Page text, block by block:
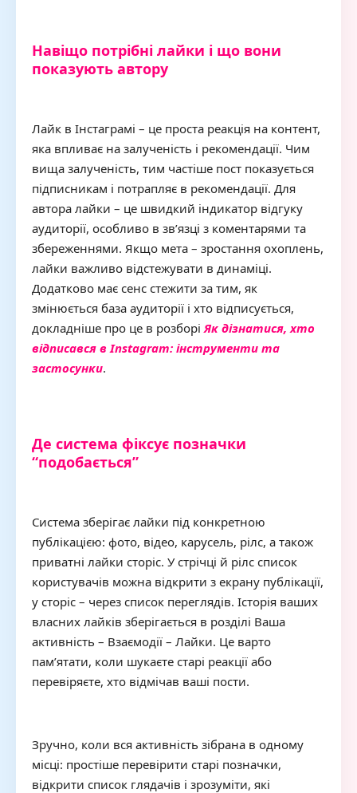
Навіщо потрібні лайки і що вони
показують автору
Лайк в Інстаграмі – це проста реакція на контент,
яка впливає на залученість і рекомендації. Чим
вища залученість, тим частіше пост показується
підписникам і потрапляє в рекомендації. Для
автора лайки – це швидкий індикатор відгуку
аудиторії, особливо в зв’язці з коментарями та
збереженнями. Якщо мета – зростання охоплень,
лайки важливо відстежувати в динаміці.
Додатково має сенс стежити за тим, як
змінюється база аудиторії і хто відписується,
докладніше про це в розборіЯк дізнатися, хто
відписався в Instagram: інструменти та
застосунки.
Де система фіксує позначки
“подобається”
Система зберігає лайки під конкретною
публікацією: фото, відео, карусель, рілс, а також
приватні лайки сторіс. У стрічці й рілс список
користувачів можна відкрити з екрану публікації,
у сторіс – через список переглядів. Історія ваших
власних лайків зберігається в розділі Ваша
активність – Взаємодії – Лайки. Це варто
пам’ятати, коли шукаєте старі реакції або
перевіряєте, хто відмічав ваші пости.
Зручно, коли вся активність зібрана в одному
місці: простіше перевірити старі позначки,
відкрити список глядачів і зрозуміти, які